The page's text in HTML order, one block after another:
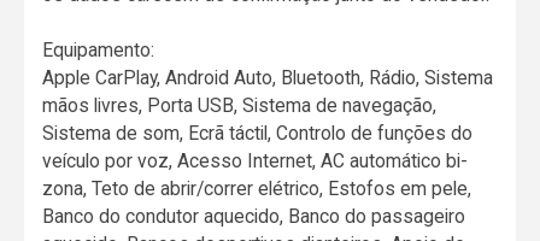
Equipamento:
Apple CarPlay, Android Auto, Bluetooth, Rádio, Sistema
mãos livres, Porta USB, Sistema de navegação,
Sistema de som, Ecrã táctil, Controlo de funções do
veículo por voz, Acesso Internet, AC automático bi-
zona, Teto de abrir/correr elétrico, Estofos em pele,
Banco do condutor aquecido, Banco do passageiro